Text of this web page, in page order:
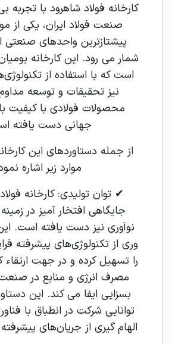
کارخانه فولاد شاهرود با تجربه
صنعت فولاد ایران، یکی از
پیشتازترین واحدهای صنعتی
شمار می‌ رود. این کارخانه
است که با استفاده از
نیز تحقیقات و توسعه
محصولات فولادی با کیفیت
جهانی دست یافته
از جمله دستاوردهای این
موارد زیر اشاره
✔ توان تولیدی: کارخانه
جایگاهی افتخار آمیز در
نوآوری نیز دست یافته است.
وری از تکنولوژی‌های پیشرفته
را تسهیل کرده و در جهت
مصرف انرژی و منابع در
بسزایی ایفا می‌ کند. این
توانایی شرکت در انطباق با
الهام‌ گیری از جریان‌های